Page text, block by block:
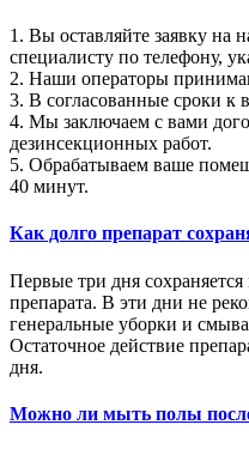
1. Вы оставляйте заявку на
специалисту по телефону,
2. Наши операторы
3. В согласованные сроки к
4. Мы заключаем с вами
дезинсекционных работ.
5. Обрабатываем ваше
40 минут.
Как долго препарат
Первые три дня
препарата. В эти дни не
генеральные уборки и
Остаточное действие
дня.
Можно ли мыть полы